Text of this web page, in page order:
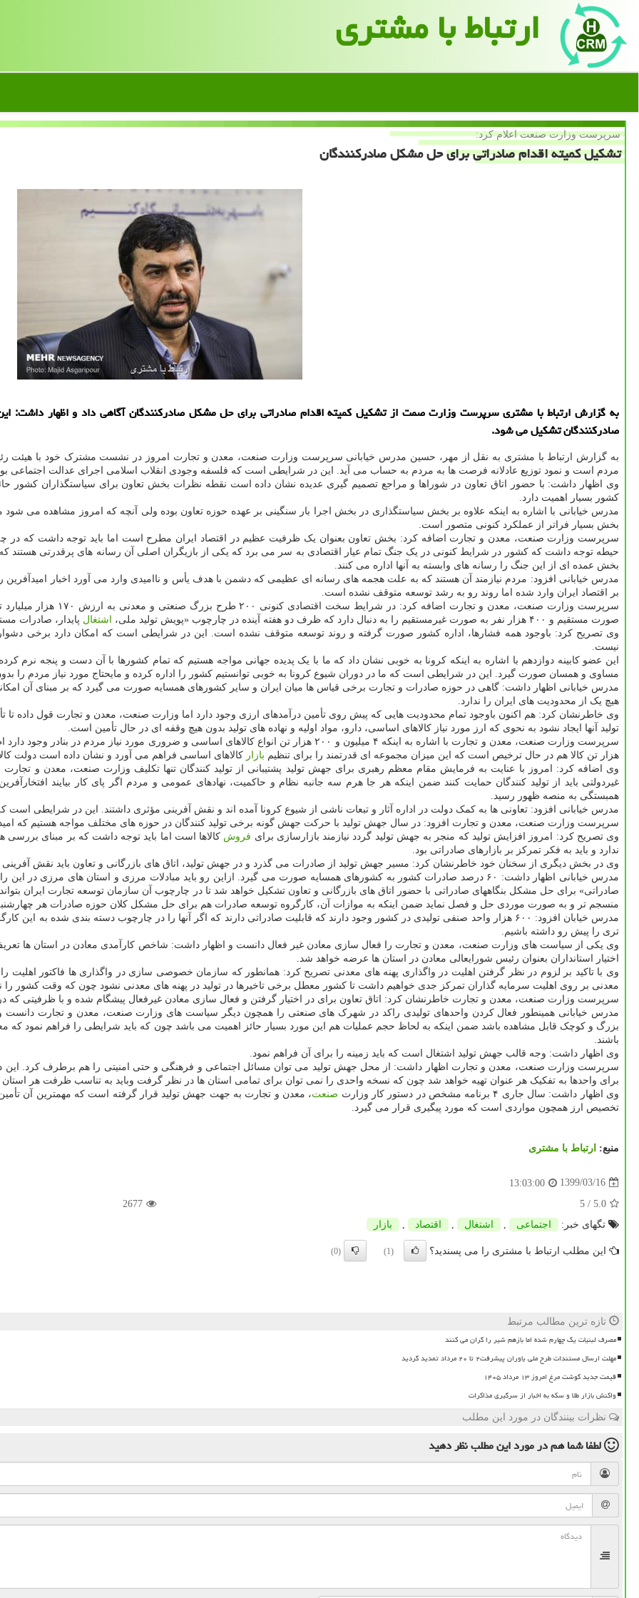
ارتباط با مشتری
سرپرست وزارت صنعت اعلام كرد:
تشكیل كمیته اقدام صادراتی برای حل مشكل صادركنندگان
به گزارش ارتباط با مشتری سرپرست وزارت صمت از تشكیل كمیته اقدام صادراتی برای حل مشكل صادركنندگان آگاهی داد و اظهار داشت:
صادركنندگان تشكیل می شود.
به گزارش ارتباط با مشتری به نقل از مهر، حسین مدرس خیابانی سرپرست وزارت صنعت، معدن و تجارت امروز در نشست مشترک خود با هیئت
مردم است و نمود توزیع عادلانه فرصت ها به مردم به حساب می آید. این در شرایطی است که فلسفه وجودی انقلاب اسلامی اجرای عدالت اجتماعی
وی اظهار داشت: با حضور اتاق تعاون در شوراها و مراجع تصمیم گیری عدیده نشان داده است نقطه نظرات بخش تعاون برای سیاستگذاران کشور
کشور بسیار اهمیت دارد.
مدرس خیابانی با اشاره به اینکه علاوه بر بخش سیاستگذاری در بخش اجرا بار سنگینی بر عهده حوزه تعاون بوده ولی آنچه که امروز مشاهده می
بخش بسیار فراتر از عملکرد کنونی متصور است.
سرپرست وزارت صنعت، معدن و تجارت اضافه کرد: بخش تعاون بعنوان یک ظرفیت عظیم در اقتصاد ایران مطرح است اما باید توجه داشت که در
حیطه توجه داشت که کشور در شرایط کنونی در یک جنگ تمام عیار اقتصادی به سر می برد که یکی از بازیگران اصلی آن رسانه های پرقدرتی هستند
بخش عمده ای از این جنگ را رسانه های وابسته به آنها اداره می کنند.
مدرس خیابانی افزود: مردم نیازمند آن هستند که به علت هجمه های رسانه ای عظیمی که دشمن با هدف یأس و ناامیدی وارد می آورد اخبار امیدآفرین را
بر اقتصاد ایران وارد شده اما روند رو به رشد توسعه متوقف نشده است.
صورت مستقیم و ۴۰۰ هزار نفر به صورت غیرمستقیم را به دنبال دارد که ظرف دو هفته آینده در چارچوب «پویش تولید ملی، اشتغال پایدار، صادرات
وی تصریح کرد: باوجود همه فشارها، اداره کشور صورت گرفته و روند توسعه متوقف نشده است. این در شرایطی است که امکان دارد برخی
نیست.
این عضو کابینه دوازدهم با اشاره به اینکه کرونا به خوبی نشان داد که ما با یک پدیده جهانی مواجه هستیم که تمام کشورها با آن دست و پنجه نرم
مساوی و همسان صورت گیرد. این در شرایطی است که ما در دوران شیوع کرونا به خوبی توانستیم کشور را اداره کرده و مایحتاج مورد نیاز مردم را
مدرس خیابانی اظهار داشت: گاهی در حوزه صادرات و تجارت برخی قیاس ها میان ایران و سایر کشورهای همسایه صورت می گیرد که بر مبنای آن
هیچ یک از محدودیت های ایران را ندارد.
وی خاطرنشان کرد: هم اکنون باوجود تمام محدودیت هایی که پیش روی تأمین درآمدهای ارزی وجود دارد اما وزارت صنعت، معدن و تجارت قول داده تا
تولید آنها ایجاد نشود به نحوی که ارز مورد نیاز کالاهای اساسی، دارو، مواد اولیه و نهاده های تولید بدون هیچ وقفه ای در حال تأمین است.
هزار تن کالا هم در حال ترخیص است که این میزان مجموعه ای قدرتمند را برای تنظیم بازار کالاهای اساسی فراهم می آورد و نشان داده است دولت
وی اضافه کرد: امروز با عنایت به فرمایش مقام معظم رهبری برای جهش تولید پشتیبانی از تولید کنندگان تنها تکلیف وزارت صنعت، معدن و
غیردولتی باید از تولید کنندگان حمایت کنند ضمن اینکه هر جا هرم سه جانبه نظام و حاکمیت، نهادهای عمومی و مردم اگر پای کار بیایند
همبستگی به منصه ظهور رسید.
مدرس خیابانی افزود: تعاونی ها به کمک دولت در اداره آثار و تبعات ناشی از شیوع کرونا آمده اند و نقش آفرینی مؤثری داشتند. این در شرایطی است
سرپرست وزارت صنعت، معدن و تجارت افزود: در سال جهش تولید با حرکت جهش گونه برخی تولید کنندگان در حوزه های مختلف مواجه هستیم که
وی تصریح کرد: امروز افزایش تولید که منجر به جهش تولید گردد نیازمند بازارسازی برای فروش کالاها است اما باید توجه داشت که بر مبنای بررسی
ندارد و باید به فکر تمرکز بر بازارهای صادراتی بود.
وی در بخش دیگری از سخنان خود خاطرنشان کرد: مسیر جهش تولید از صادرات می گذرد و در جهش تولید، اتاق های بازرگانی و تعاون باید نقش آفرینی
مدرس خیابانی اظهار داشت: ۶۰ درصد صادرات کشور به کشورهای همسایه صورت می گیرد. ازاین رو باید مبادلات مرزی و استان های
صادراتی» برای حل مشکل بنگاههای صادراتی با حضور اتاق های بازرگانی و تعاون تشکیل خواهد شد تا در چارچوب آن سازمان توسعه تجارت ایران
منسجم تر و به صورت موردی حل و فصل نماید ضمن اینکه به موازات آن، کارگروه توسعه صادرات هم برای حل مشکل کلان حوزه صادرات هر
مدرس خیابان افزود: ۶۰۰ هزار واحد صنفی تولیدی در کشور وجود دارند که قابلیت صادراتی دارند که اگر آنها را در چارچوب دسته بندی شده
تری را پیش رو داشته باشیم.
وی یکی از سیاست های وزارت صنعت، معدن و تجارت را فعال سازی معادن غیر فعال دانست و اظهار داشت: شاخص کارآمدی معادن در استان ها
اختیار استانداران بعنوان رئیس شورایعالی معادن در استان ها عرضه خواهد شد.
وی با تاکید بر لزوم در نظر گرفتن اهلیت در واگذاری پهنه های معدنی تصریح کرد: همانطور که سازمان خصوصی سازی در واگذاری ها فاکتور اهلیت
معدنی بر روی اهلیت سرمایه گذاران تمرکز جدی خواهیم داشت تا کشور معطل برخی تاخیرها در تولید در پهنه های معدنی نشود چون که وقت کشور را
سرپرست وزارت صنعت، معدن و تجارت خاطرنشان کرد: اتاق تعاون برای در اختیار گرفتن و فعال سازی معادن غیرفعال پیشگام شده و با ظرفیتی که
مدرس خیابانی همینطور فعال کردن واحدهای تولیدی راکد در شهرک های صنعتی را همچون دیگر سیاست های وزارت صنعت، معدن و تجارت دانست
بزرگ و کوچک قابل مشاهده باشد ضمن اینکه به لحاظ حجم عملیات هم این مورد بسیار حائز اهمیت می باشد چون که باید شرایطی را فراهم نمود که
باشند.
وی اظهار داشت: وجه قالب جهش تولید اشتغال است که باید زمینه را برای آن فراهم نمود.
سرپرست وزارت صنعت، معدن و تجارت اظهار داشت: از محل جهش تولید می توان مسائل اجتماعی و فرهنگی و حتی امنیتی را هم برطرف کرد.
برای واحدها به تفکیک هر عنوان تهیه خواهد شد چون که نسخه واحدی را نمی توان برای تمامی استان ها در نظر گرفت وباید به تناسب ظرفت هر
وی اظهار داشت: سال جاری ۴ برنامه مشخص در دستور کار وزارت
صنعت، معدن و تجارت به جهت جهش تولید قرار گرفته است که مهمترین آن
تخصیص ارز همچون مواردی است که مورد پیگیری قرار می گیرد.
منبع: ارتباط با مشتری
1399/03/16
13:03:00
5.0
/ 5
2677
تگهای خبر:
اجتماعی , اشتغال , اقتصاد , بازار
این مطلب ارتباط با مشتری را می پسندید؟ (1)
(0)
تازه ترین مطالب مرتبط
مصرف لبنیات یک چهارم شده اما بازهم شیر را گران می کنند
مهلت ارسال مستندات طرح ملی یاوران پیشرفت۲ تا ۲۰ مرداد تمدید گردید
قیمت جدید گوشت مرغ امروز ۱۳ مرداد ۱۴۰۵
واکنش بازار طلا و سکه به اخبار از سرگیری مذاکرات
نظرات بینندگان در مورد این مطلب
لطفا شما همدر مورد این مطلبنظر دهید